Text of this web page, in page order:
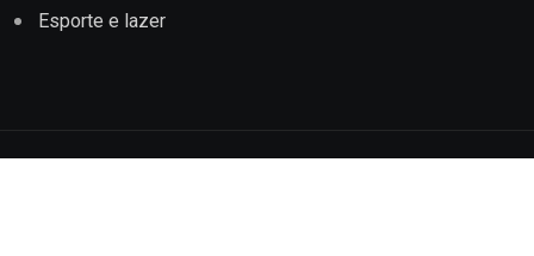
Esporte e lazer